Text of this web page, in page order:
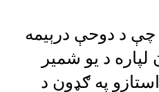
چې د دوحې درېیمه
لپاره د یو شمیر
په ګډون د